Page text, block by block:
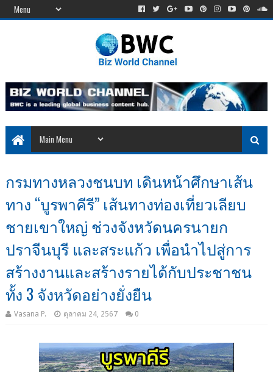
กรมทางหลวงชนบท เดินหน้าศึกษาเส้น
ทาง “บูรพาคีรี” เส้นทางท่องเที่ยวเลียบ
ชายเขาใหญ่ ช่วงจังหวัดนครนายก
ปราจีนบุรี และสระแก้ว เพื่อนำไปสู่การ
สร้างงานและสร้างรายได้กับประชาชน
ทั้ง 3 จังหวัดอย่างยั่งยืน
Vasana P. ตุลาคม 24, 2567 0